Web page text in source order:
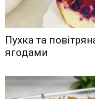
Пухка та
ягодами